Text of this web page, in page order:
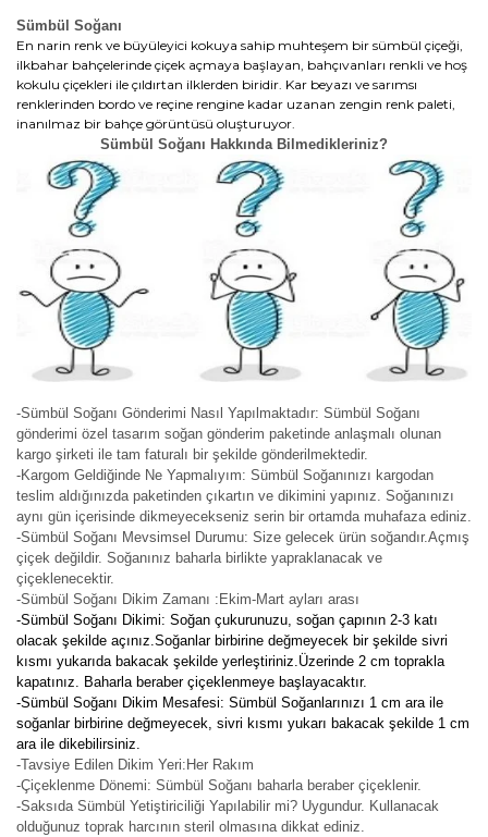
Sümbül Soğanı
En narin renk ve büyüleyici kokuya sahip muhteşem bir sümbül çiçeği,
ilkbahar bahçelerinde çiçek açmaya başlayan, bahçıvanları renkli ve hoş
kokulu çiçekleri ile çıldırtan ilklerden biridir. Kar beyazı ve sarımsı
renklerinden bordo ve reçine rengine kadar uzanan zengin renk paleti,
inanılmaz bir bahçe görüntüsü oluşturuyor.
Sümbül Soğanı Hakkında Bilmedikleriniz?
-Sümbül Soğanı Gönderimi Nasıl Yapılmaktadır: Sümbül Soğanı
gönderimi özel tasarım soğan gönderim paketinde anlaşmalı olunan
kargo şirketi ile tam faturalı bir şekilde gönderilmektedir.
-Kargom Geldiğinde Ne Yapmalıyım: Sümbül Soğanınızı kargodan
teslim aldığınızda paketinden çıkartın ve dikimini yapınız. Soğanınızı
aynı gün içerisinde dikmeyecekseniz serin bir ortamda muhafaza ediniz.
-Sümbül Soğanı Mevsimsel Durumu: Size gelecek ürün soğandır.Açmış
çiçek değildir. Soğanınız baharla birlikte yapraklanacak ve
çiçeklenecektir.
-Sümbül Soğanı Dikim Zamanı :Ekim-Mart ayları arası
-Sümbül Soğanı Dikimi: Soğan çukurunuzu, soğan çapının 2-3 katı
olacak şekilde açınız.Soğanlar birbirine değmeyecek bir şekilde sivri
kısmı yukarıda bakacak şekilde yerleştiriniz.Üzerinde 2 cm toprakla
kapatınız. Baharla beraber çiçeklenmeye başlayacaktır.
-Sümbül Soğanı Dikim Mesafesi: Sümbül Soğanlarınızı 1 cm ara ile
soğanlar birbirine değmeyecek, sivri kısmı yukarı bakacak şekilde 1 cm
ara ile dikebilirsiniz.
-Tavsiye Edilen Dikim Yeri:Her Rakım
-Çiçeklenme Dönemi: Sümbül Soğanı baharla beraber çiçeklenir.
-Saksıda Sümbül Yetiştiriciliği Yapılabilir mi? Uygundur. Kullanacak
olduğunuz toprak harcının steril olmasına dikkat ediniz.